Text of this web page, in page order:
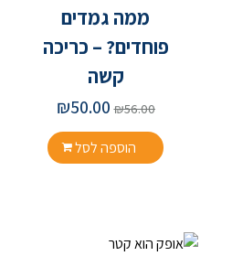
ממה גמדים
פוחדים? – כריכה
קשה
₪56.00
₪50.00
הוספה לסל